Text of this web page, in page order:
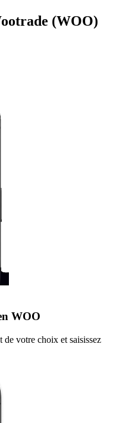
(WOO)
WOO
de votre choix et saisissez